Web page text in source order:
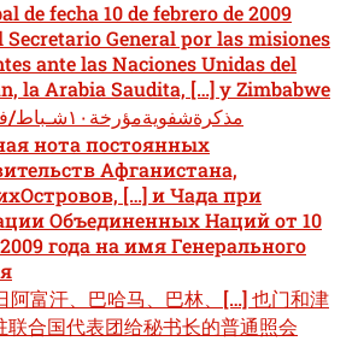
de fecha 10 de febrero de 2009
General por las misiones
ante las Naciones Unidas del
la Arabia Saudita, […] y Zimbabwe
مذكرةشفويةمؤرخة١٠شـباط/فبرايـر٢٠٠٩
нота постоянных
Афганистана,
[…] и Чада при
Объединенных Наций от 10
года на имя Генерального
阿富汗、巴哈马、巴林、[…] 也门和津
联合国代表团给秘书长的普通照会